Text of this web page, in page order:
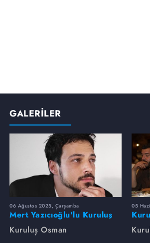
GALERİLER
06 Ağustos 2025, Çarşamba
Mert Yazıcıoğlu'lu Kuruluş
dizisinin oyuncu kadrosunda
kimler var?
Kuruluş Osman
05